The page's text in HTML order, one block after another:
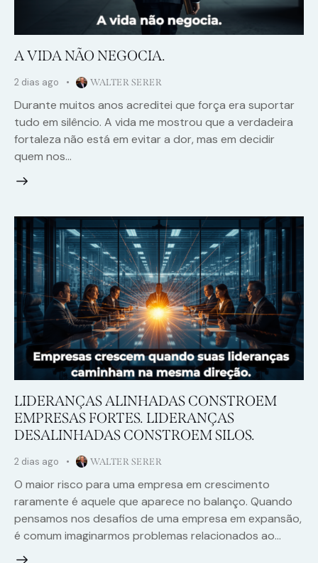
A VIDA NÃO NEGOCIA.
2 dias ago WALTER SERER
Durante muitos anos acreditei que força era suportar
tudo em silêncio. A vida me mostrou que a verdadeira
fortaleza não está em evitar a dor, mas em decidir
quem nos…
LIDERANÇAS ALINHADAS CONSTROEM
EMPRESAS FORTES. LIDERANÇAS
DESALINHADAS CONSTROEM SILOS.
2 dias ago WALTER SERER
O maior risco para uma empresa em crescimento
raramente é aquele que aparece no balanço. Quando
pensamos nos desafios de uma empresa em expansão,
é comum imaginarmos problemas relacionados ao…